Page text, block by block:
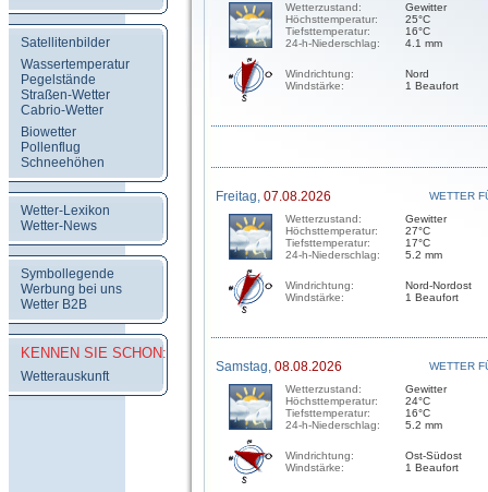
Satellitenbilder
Wassertemperatur
Pegelstände
Straßen-Wetter
Cabrio-Wetter
Biowetter
Pollenflug
Schneehöhen
Wetter-Lexikon
Wetter-News
Symbollegende
Werbung bei uns
Wetter B2B
KENNEN SIE SCHON:
Wetterauskunft
Wetterzustand:
Höchsttemperatur:
Tiefsttemperatur:
24-h-Niederschlag:
Gewitter
25°C
16°C
4.1 mm
Windrichtung:
Windstärke:
Nord
1 Beaufort
Freitag, 07.08.2026
WETTER
Wetterzustand:
Höchsttemperatur:
Tiefsttemperatur:
24-h-Niederschlag:
Gewitter
27°C
17°C
5.2 mm
Windrichtung:
Windstärke:
Nord-Nordost
1 Beaufort
Samstag, 08.08.2026
WETTER
Wetterzustand:
Höchsttemperatur:
Tiefsttemperatur:
24-h-Niederschlag:
Gewitter
24°C
16°C
5.2 mm
Windrichtung:
Windstärke:
Ost-Südost
1 Beaufort